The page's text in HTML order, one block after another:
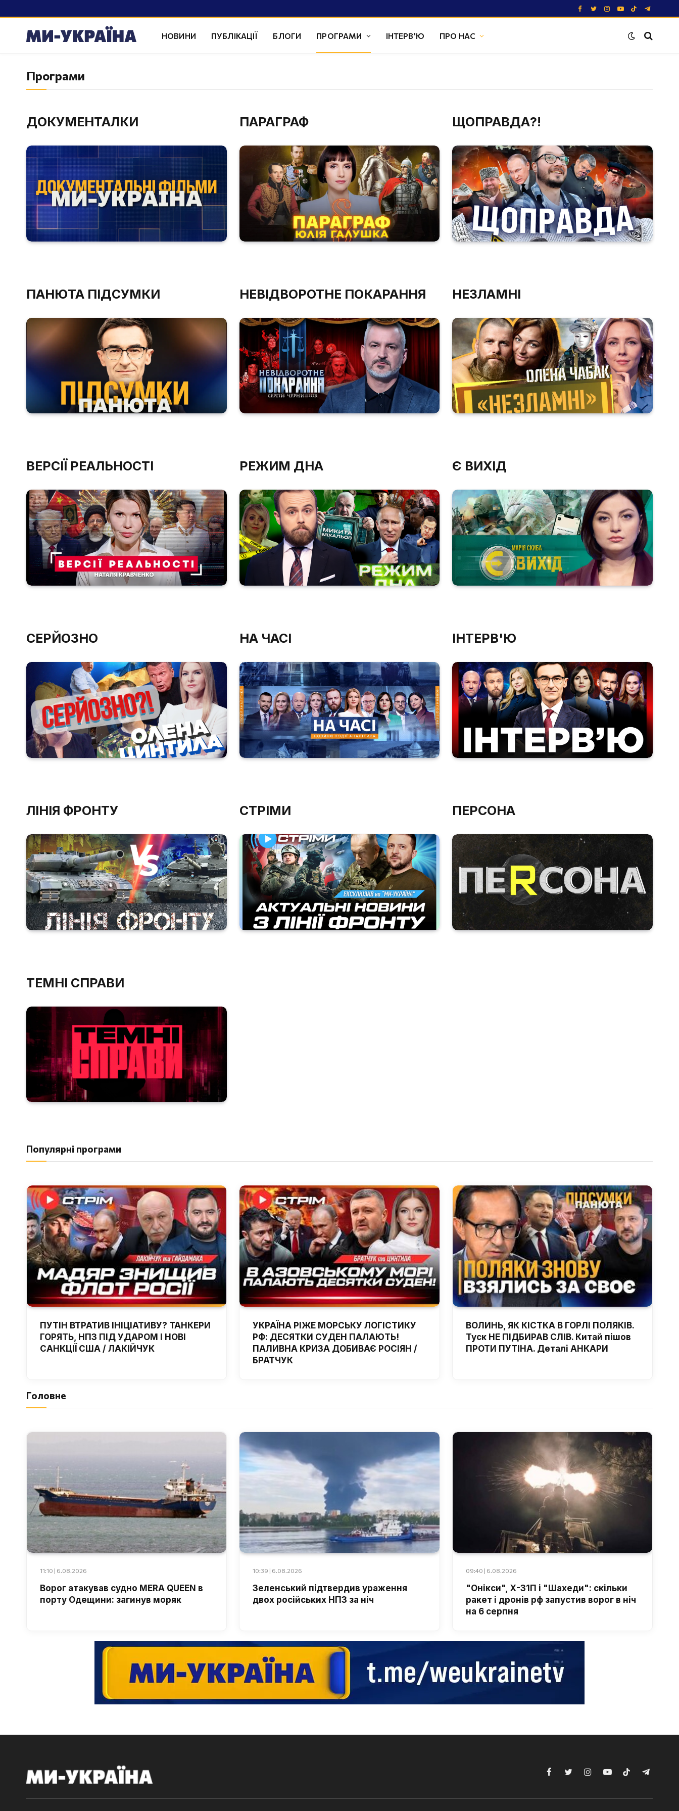
Facebook
TwitterInstagram
YouTube
TikTokTelegram
НОВИНИ ПУБЛІКАЦІЇ БЛОГИ ПРОГРАМИ ІНТЕРВ'Ю ПРО НАС
Програми
ДОКУМЕНТАЛКИ ПАРАГРАФ ЩОПРАВДА?!
ПАНЮТА ПІДСУМКИ НЕВІДВОРОТНЕ ПОКАРАННЯ НЕЗЛАМНІ
ВЕРСІЇ РЕАЛЬНОСТІ РЕЖИМ ДНА Є ВИХІД
СЕРЙОЗНО НА ЧАСІ ІНТЕРВ'Ю
ЛІНІЯ ФРОНТУ СТРІМИ ПЕРСОНА
ТЕМНІ СПРАВИ
Популярні програми
ПУТІН ВТРАТИВ ІНІЦІАТИВУ? ТАНКЕРИ
ГОРЯТЬ, НПЗ ПІД УДАРОМ І НОВІ
САНКЦІЇ США / ЛАКІЙЧУК
УКРАЇНА РІЖЕ МОРСЬКУ ЛОГІСТИКУ
РФ: ДЕСЯТКИ СУДЕН ПАЛАЮТЬ!
ПАЛИВНА КРИЗА ДОБИВАЄ РОСІЯН /
БРАТЧУК
ВОЛИНЬ, ЯК КІСТКА В ГОРЛІ ПОЛЯКІВ.
Туск НЕ ПІДБИРАВ СЛІВ. Китай пішов
ПРОТИ ПУТІНА. Деталі АНКАРИ
Головне
11:10 | 6.08.2026
Ворог атакував судно MERA QUEEN в
порту Одещини: загинув моряк
10:39 | 6.08.2026
Зеленський підтвердив ураження
двох російських НПЗ за ніч
09:40 | 6.08.2026
"Онікси", Х-31П і "Шахеди": скільки
ракет і дронів рф запустив ворог в ніч
на 6 серпня
FacebookTwitterInstagramYouTubeTikTokTelegram